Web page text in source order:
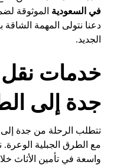
في السعودية الموثوقة
دعنا نتولى المهمة الشاقة
الجديد.
خدمات
جدة إلى
تتطلب الرحلة من جدة
مع الطرق الجبلية
واسعة في تأمين الأثاث